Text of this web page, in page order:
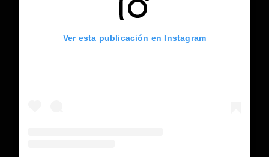
Ver esta publicación en Instagram